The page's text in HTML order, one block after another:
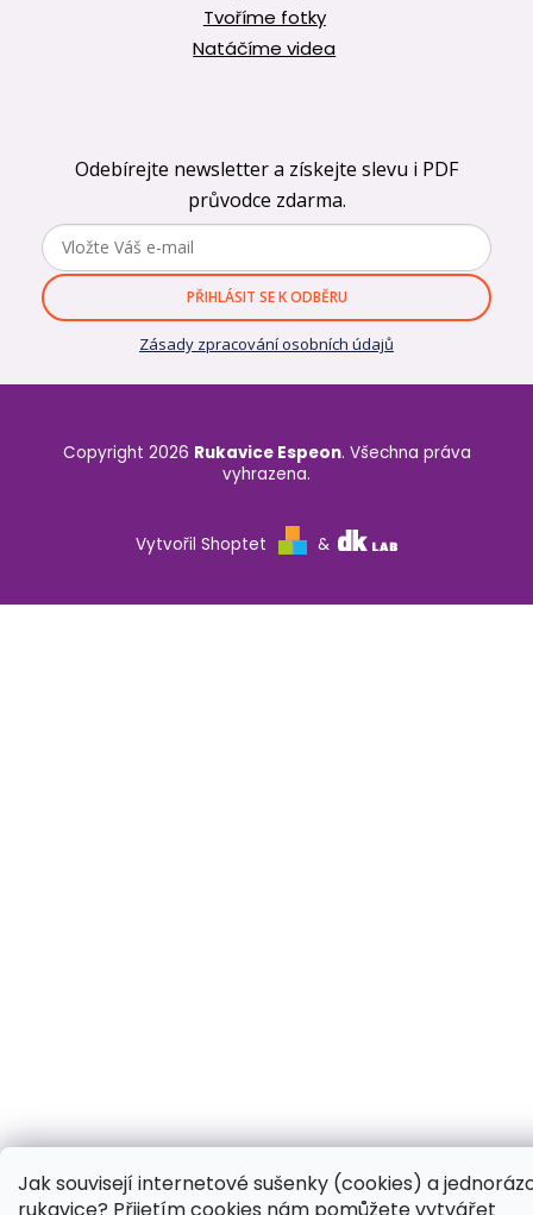
Jak souvisejí internetové sušenky (cookies) a
Tvoříme fotky
Natáčíme videa
Odebírejte newsletter a získejte slevu i PDF
průvodce zdarma.
PŘIHLÁSIT SE K ODBĚRU
Zásady zpracování osobních údajů
Vytvořil Shoptet &
Copyright 2026 Rukavice Espeon. Všechna práva
vyhrazena.